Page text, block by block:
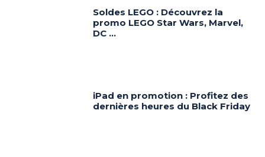
Soldes LEGO : Découvrez la
promo LEGO Star Wars, Marvel,
DC …
iPad en promotion : Profitez des
dernières heures du Black Friday